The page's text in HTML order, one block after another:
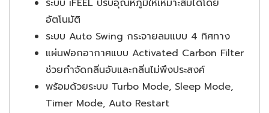
ระบบ iFEEL ปรับอุณหภูมิให้เหมาะสมได้โดย
อัตโนมัติ
ระบบ Auto Swing กระจายลมแบบ 4 ทิศทาง
แผ่นฟอกอากาศแบบ Activated Carbon Filter
ช่วยกําจัดกลิ่นอับและกลิ่นไม่พึงประสงค์
พร้อมด้วยระบบ Turbo Mode, Sleep Mode,
Timer Mode, Auto Restart